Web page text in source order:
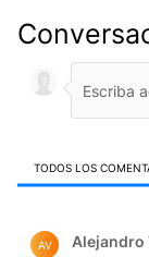
TODOS LOS
AV Alejandro